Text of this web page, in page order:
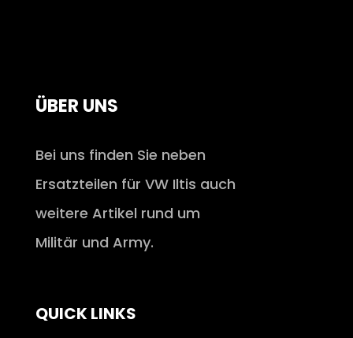
ÜBER UNS
Bei uns finden Sie neben
Ersatzteilen für VW Iltis auch
weitere Artikel rund um
Militär und Army.
QUICK LINKS